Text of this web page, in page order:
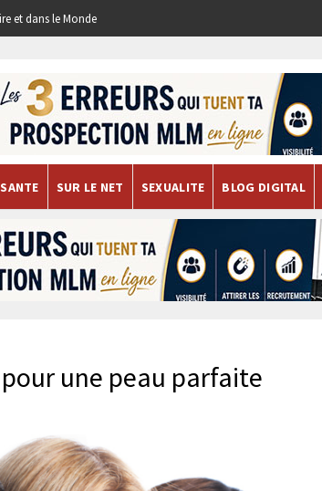
et dans le Monde
SANTE SUR LE NET SEXUALITE BLOG DIGITAL
une peau parfaite